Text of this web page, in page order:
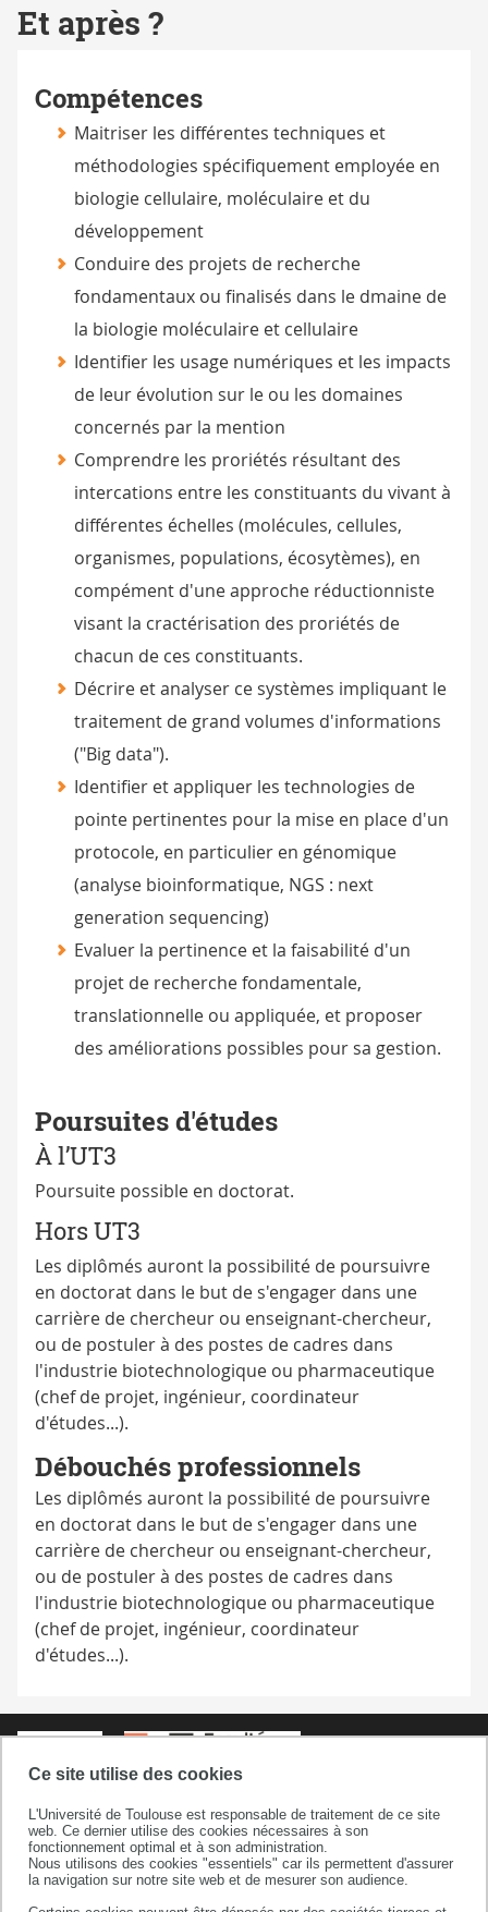
Ce site utilise des cookies
L'Université de Toulouse est responsable de traitement de ce site
web. Ce dernier utilise des cookies nécessaires à son
fonctionnement optimal et à son administration.
Nous utilisons des cookies "essentiels" car ils permettent d'assurer
la navigation sur notre site web et de mesurer son audience.
Et après ?
Compétences
Maitriser les différentes techniques et
méthodologies spécifiquement employée en
biologie cellulaire, moléculaire et du
développement
Conduire des projets de recherche
fondamentaux ou finalisés dans le dmaine de
la biologie moléculaire et cellulaire
Identifier les usage numériques et les impacts
de leur évolution sur le ou les domaines
concernés par la mention
Comprendre les proriétés résultant des
intercations entre les constituants du vivant à
différentes échelles (molécules, cellules,
organismes, populations, écosytèmes), en
compément d'une approche réductionniste
visant la cractérisation des proriétés de
chacun de ces constituants.
Décrire et analyser ce systèmes impliquant le
traitement de grand volumes d'informations
("Big data").
Identifier et appliquer les technologies de
pointe pertinentes pour la mise en place d'un
protocole, en particulier en génomique
(analyse bioinformatique, NGS : next
generation sequencing)
Evaluer la pertinence et la faisabilité d'un
projet de recherche fondamentale,
translationnelle ou appliquée, et proposer
des améliorations possibles pour sa gestion.
Poursuites d'études
À l’UT3
Poursuite possible en doctorat.
Hors UT3
Les diplômés auront la possibilité de poursuivre
en doctorat dans le but de s'engager dans une
carrière de chercheur ou enseignant-chercheur,
ou de postuler à des postes de cadres dans
l'industrie biotechnologique ou pharmaceutique
(chef de projet, ingénieur, coordinateur
d'études...).
Débouchés professionnels
Les diplômés auront la possibilité de poursuivre
en doctorat dans le but de s'engager dans une
carrière de chercheur ou enseignant-chercheur,
ou de postuler à des postes de cadres dans
l'industrie biotechnologique ou pharmaceutique
(chef de projet, ingénieur, coordinateur
d'études...).
Faculté sciences et ingénierie
Bâtiment 3R1 b2 / 3e étage